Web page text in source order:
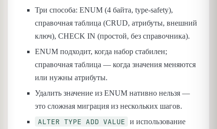
Три способа: ENUM (4 байта, type-safety),
справочная таблица (CRUD, атрибуты, внешний
ключ), CHECK IN (простой, без справочника).
ENUM подходит, когда набор стабилен;
справочная таблица — когда значения меняются
или нужны атрибуты.
Удалить значение из ENUM нативно нельзя —
это сложная миграция из нескольких шагов.
ALTER TYPE ADD VALUE
и использование